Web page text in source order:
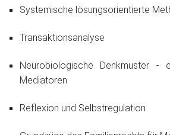
Systemische lösungsorientierte
Transaktionsanalyse
Neurobiologische Denkmuster -
Mediatoren
Reflexion und Selbstregulation